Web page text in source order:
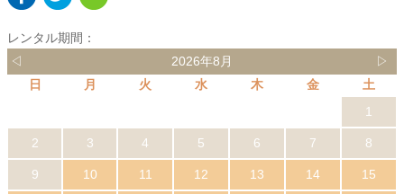
レンタル期間：
◁
2026年8月
▷
日
月 火 水 木 金
土
1
2 3 4 5 6 7 8
9 10 11 12 13 14 15